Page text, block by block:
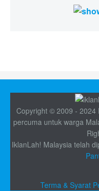
Copyright © 2009 - 2024
percuma untuk warga
IklanLah! Malaysia telah
Terma & Syarat